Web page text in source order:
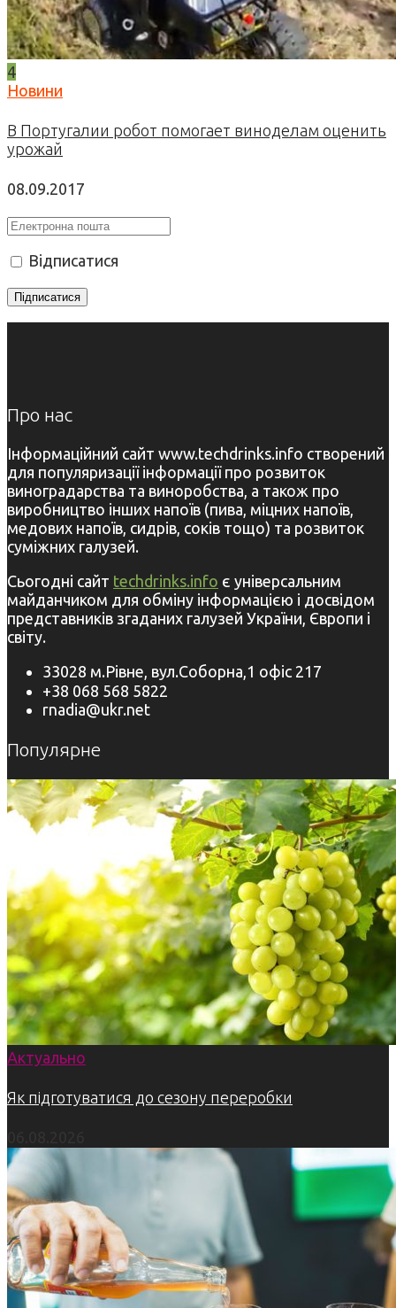
4
Новини
В Португалии робот помогает виноделам оценить
урожай
08.09.2017
Відписатися
Про нас
Інформаційний сайт www.techdrinks.info створений
для популяризації інформації про розвиток
виноградарства та виноробства, а також про
виробництво інших напоїв (пива, міцних напоїв,
медових напоїв, сидрів, соків тощо) та розвиток
суміжних галузей.
Сьогодні сайт techdrinks.info є універсальним
майданчиком для обміну інформацією і досвідом
представників згаданих галузей України, Європи і
світу.
33028 м.Рівне, вул.Соборна,1 офіс 217
+38 068 568 5822
rnadia@ukr.net
Популярне
Актуально
Як підготуватися до сезону переробки